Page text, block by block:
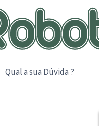
Qual a sua Dúvida ?